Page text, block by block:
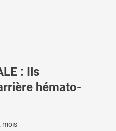
: Ils
hémato-
mois